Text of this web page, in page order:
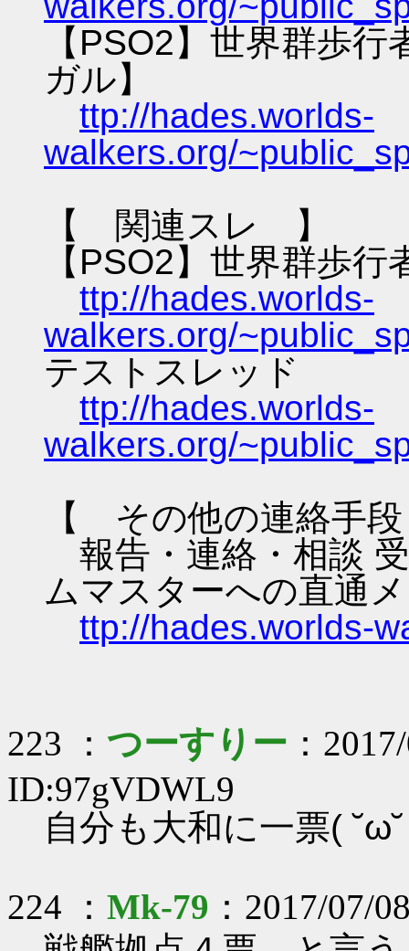
【PSO2】世界群歩
ガル】
ttp://hades.worlds-
walkers.org/
【 関連スレ 】
【PSO2】世界群歩
ttp://hades.worlds-
walkers.org/
テストスレッド
ttp://hades.worlds-
walkers.org/
【 その他の連絡手
報告・連絡・相談
ムマスターへの直通
ttp://hades.worlds-
223 ： つーすりー ：
ID:97gVDWL9
自分も大和に一票(
224 ： Mk-79 ：2017/07/